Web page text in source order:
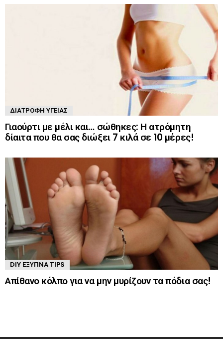
ΔΙΑΤΡΟΦΉ ΥΓΕΊΑΣ
Γιαούρτι με μέλι και… σώθηκες: Η ατρόμητη
δίαιτα που θα σας διώξει 7 κιλά σε 10 μέρες!
DIY ΈΞΥΠΝΑ TIPS
Απίθανο κόλπο για να μην μυρίζουν τα πόδια σας!